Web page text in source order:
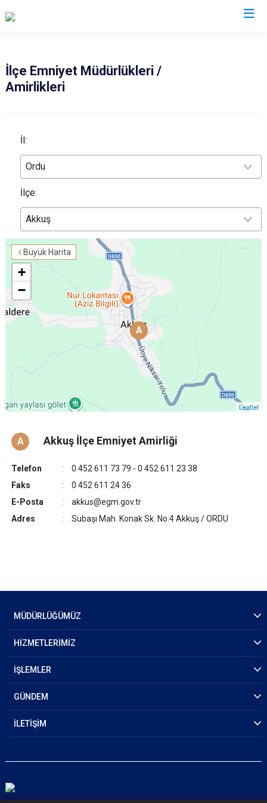
İlçe Emniyet Müdürlükleri /
Amirlikleri
İl:
Ordu
İlçe:
Akkuş
Büyük Harita
A
A
+
−
Leaflet
A Akkuş İlçe Emniyet Amirliği
Telefon
0 452 611 73 79 - 0 452 611 23 38
Faks
0 452 611 24 36
E-Posta
akkus@egm.gov.tr
Adres
Subaşı Mah. Konak Sk. No:4 Akkuş / ORDU
MÜDÜRLÜĞÜMÜZ
HİZMETLERİMİZ
İŞLEMLER
GÜNDEM
İLETİŞİM